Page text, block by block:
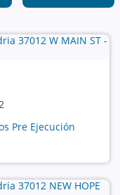
Pre Ejecución